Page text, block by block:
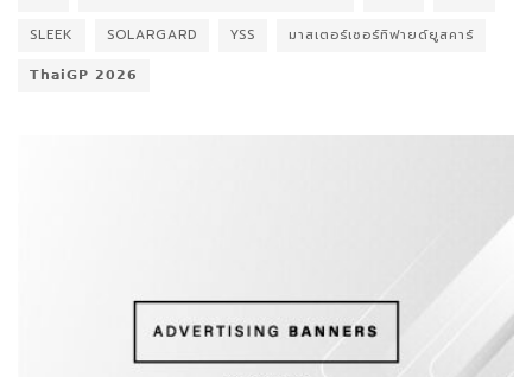
SLEEK
SOLARGARD YSS
มาสเตอร์เซอร์ทิฟายด์ยูสคาร์
𝗧𝗵𝗮𝗶𝗚𝗣 𝟮𝟬𝟮𝟲